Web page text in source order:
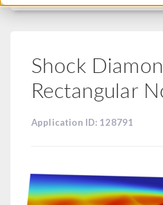
Shock
Rectangular
Application ID: 128791